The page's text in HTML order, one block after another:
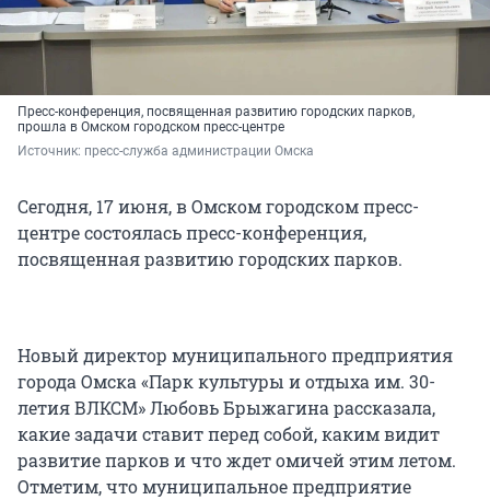
Пресс-конференция, посвященная развитию городских парков,
прошла в Омском городском пресс-центре
Источник: пресс-служба администрации Омска
Сегодня, 17 июня, в Омском городском пресс-
центре состоялась пресс-конференция,
посвященная развитию городских парков.
Новый директор муниципального предприятия
города Омска «Парк культуры и отдыха им. 30-
летия ВЛКСМ» Любовь Брыжагина рассказала,
какие задачи ставит перед собой, каким видит
развитие парков и что ждет омичей этим летом.
Отметим, что муниципальное предприятие